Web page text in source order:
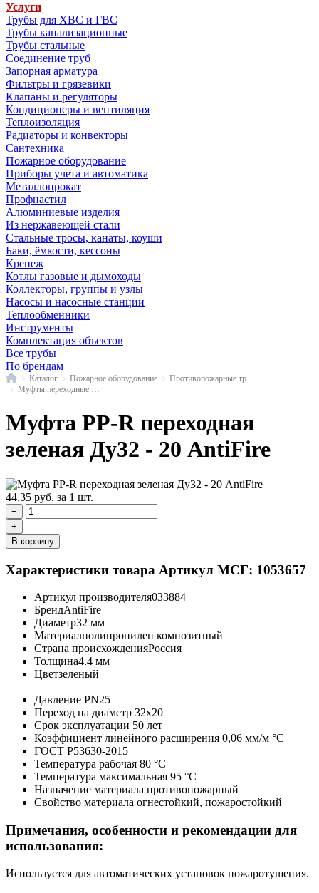
Услуги
Трубы для ХВС и ГВС
Трубы канализационные
Трубы стальные
Соединение труб
Запорная арматура
Фильтры и грязевики
Клапаны и регуляторы
Кондиционеры и вентиляция
Теплоизоляция
Радиаторы и конвекторы
Сантехника
Пожарное оборудование
Приборы учета и автоматика
Металлопрокат
Профнастил
Алюминиевые изделия
Из нержавеющей стали
Стальные тросы, канаты, коуши
Баки, ёмкости, кессоны
Крепеж
Котлы газовые и дымоходы
Коллекторы, группы и узлы
Насосы и насосные станции
Теплообменники
Инструменты
Комплектация объектов
Все трубы
По брендам
ГлавнаяКаталог Пожарное оборудование
Муфты переходные AntiFire
Муфта PP-R переходная
зеленая Ду32 - 20 AntiFire
44,35 руб. за 1 шт.
−
+
В корзину
Характеристики товара Артикул МСГ: 1053657
Артикул производителя033884
БрендAntiFire
Диаметр32 мм
Материалполипропилен композитный
Страна происхожденияРоссия
Толщина4.4 мм
Цветзеленый
Давление PN25
Переход на диаметр 32х20
Срок эксплуатации 50 лет
Коэффициент линейного расширения 0,06 мм/м °С
ГОСТ Р53630-2015
Температура рабочая 80 °С
Температура максимальная 95 °С
Назначение материала противопожарный
Свойство материала огнестойкий, пожаростойкий
Примечания, особенности и рекомендации для
использования:
Используется для автоматических установок пожаротушения.